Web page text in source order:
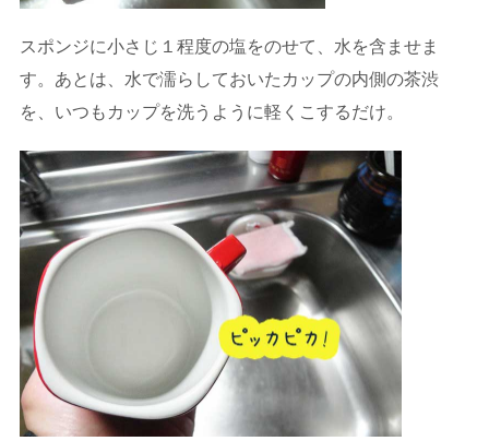
スポンジに小さじ１程度の塩をのせて、水を含ませま
す。あとは、水で濡らしておいたカップの内側の茶渋
を、いつもカップを洗うように軽くこするだけ。